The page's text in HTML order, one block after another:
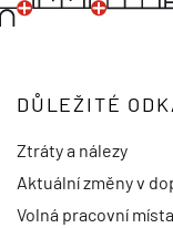
DŮLEŽITÉ
Ztráty a nálezy
Aktuální změny v
Volná pracovní místa